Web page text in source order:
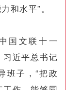
和水平”。
文联十一
近平总书记
班子，“把政